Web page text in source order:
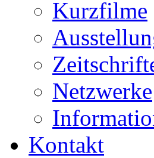
Kurzfilme
Netzwerke
Kontakt